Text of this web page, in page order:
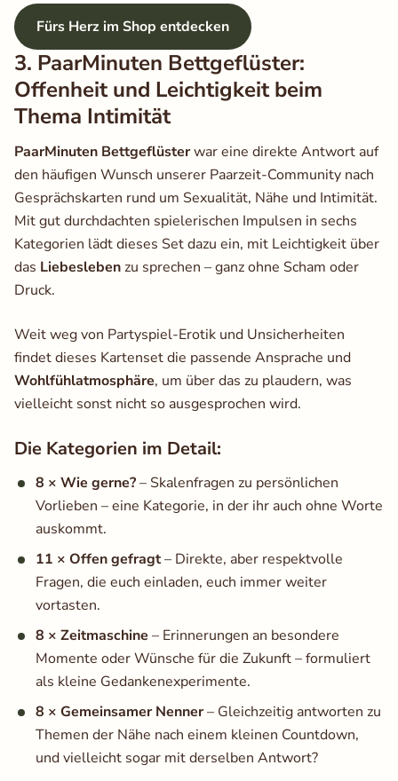
Fürs Herz im Shop entdecken
3. PaarMinuten Bettgeflüster:
Offenheit und Leichtigkeit beim
Thema Intimität
PaarMinuten Bettgeflüsterwar eine direkte Antwort auf
den häufigen Wunsch unserer Paarzeit-Community nach
Gesprächskarten rund um Sexualität, Nähe und Intimität.
Mit gut durchdachten spielerischen Impulsen in sechs
Kategorien lädt dieses Set dazu ein, mit Leichtigkeit über
das Liebeslebenzu sprechen – ganz ohne Scham oder
Druck.
Weit weg von Partyspiel-Erotik und Unsicherheiten
findet dieses Kartenset die passende Ansprache und
Wohlfühlatmosphäre, um über das zu plaudern, was
vielleicht sonst nicht so ausgesprochen wird.​
Die Kategorien im Detail:
8 × Wie gerne?– Skalenfragen zu persönlichen
Vorlieben – eine Kategorie, in der ihr auch ohne Worte
auskommt.
11 × Offen gefragt– Direkte, aber respektvolle
Fragen, die euch einladen, euch immer weiter
vortasten.
8 × Zeitmaschine – Erinnerungen an besondere
Momente oder Wünsche für die Zukunft – formuliert
als kleine Gedankenexperimente.
8 × Gemeinsamer Nenner– Gleichzeitig antworten zu
Themen der Nähe nach einem kleinen Countdown,
und vielleicht sogar mit derselben Antwort?